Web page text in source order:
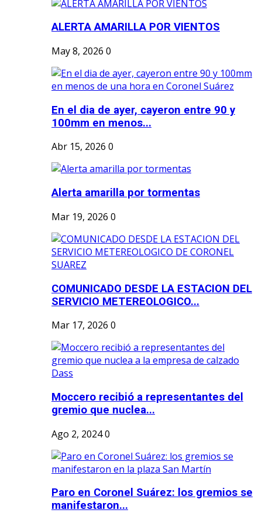
ALERTA AMARILLA POR VIENTOS
May 8, 2026 0
En el dia de ayer, cayeron entre 90 y
100mm en menos...
Abr 15, 2026 0
Alerta amarilla por tormentas
Mar 19, 2026 0
COMUNICADO DESDE LA ESTACION DEL
SERVICIO METEREOLOGICO...
Mar 17, 2026 0
Moccero recibió a representantes del
gremio que nuclea...
Ago 2, 20240
Paro en Coronel Suárez: los gremios se
manifestaron...